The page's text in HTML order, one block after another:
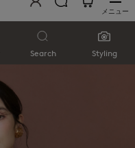
メニュー
Search Styling